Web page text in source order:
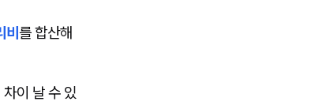
비를 합산해
이 날 수 있